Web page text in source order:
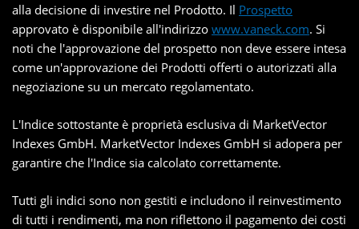
alla decisione di investire nel Prodotto. Il Prospetto
approvato è disponibile all'indirizzo www.vaneck.com. Si
noti che l'approvazione del prospetto non deve essere intesa
come un'approvazione dei Prodotti offerti o autorizzati alla
negoziazione su un mercato regolamentato.
L'Indice sottostante è proprietà esclusiva di MarketVector
Indexes GmbH. MarketVector Indexes GmbH si adopera per
garantire che l'Indice sia calcolato correttamente.
Tutti gli indici sono non gestiti e includono il reinvestimento
di tutti i rendimenti, ma non riflettono il pagamento dei costi